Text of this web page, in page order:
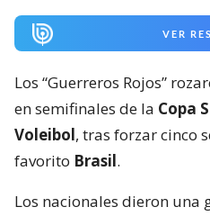
VER
Los “Guerreros Rojos”
en semifinales de la Copa
Voleibol, tras forzar cinco
favorito Brasil.
Los nacionales dieron una